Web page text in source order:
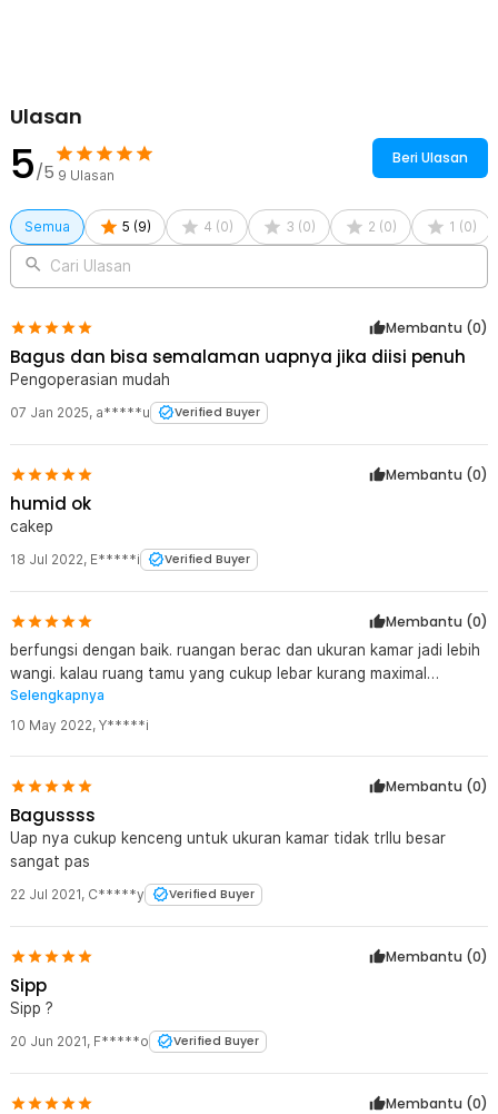
Ulasan
5/5 9 Ulasan
Beri Ulasan
Semua 5 (9) 4 (0) 3 (0) 2 (0) 1 (0)
Cari Ulasan
Membantu (0)
Bagus dan bisa semalaman uapnya jika diisi penuh
Pengoperasian mudah
07 Jan 2025, a*****u Verified Buyer
Membantu (0)
humid ok
cakep
18 Jul 2022, E*****i Verified Buyer
Membantu (0)
berfungsi dengan baik. ruangan berac dan ukuran kamar jadi lebih
wangi. kalau ruang tamu yang cukup lebar kurang maximal
wanginya.
Selengkapnya
10 May 2022, Y*****i
Membantu (0)
Bagussss
Uap nya cukup kenceng untuk ukuran kamar tidak trllu besar
sangat pas
22 Jul 2021, C*****y Verified Buyer
Membantu (0)
Sipp
Sipp ?
20 Jun 2021, F*****o Verified Buyer
Membantu (0)